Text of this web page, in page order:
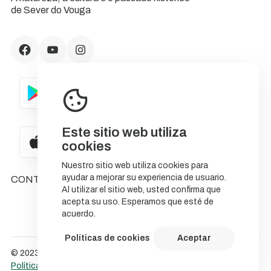
Este sitio web utiliza
cookies
Nuestro sitio web utiliza cookies para
ayudar a mejorar su experiencia de usuario.
Al utilizar el sitio web, usted confirma que
acepta su uso. Esperamos que esté de
acuerdo.
Políticas de cookies Aceptar
de Sever do Vouga
CONTACTOS
© 2023 NatureStorytelling.
Política de Cookies